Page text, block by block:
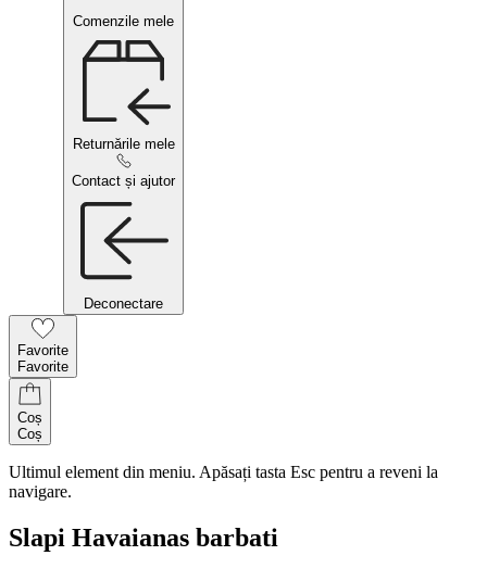
Comenzile mele
Returnările mele
Contact și ajutor
Deconectare
Favorite
Favorite
Coș
Coș
Ultimul element din meniu. Apăsați tasta Esc pentru a reveni la
navigare.
Slapi Havaianas barbati